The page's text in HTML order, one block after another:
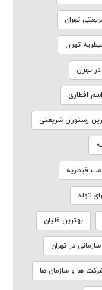
تهران
تهران
تهران
افطاری
رستوران شریعتی
قیطریه
تولد
بهترین قلیان
در تهران
ها و سازمان ها